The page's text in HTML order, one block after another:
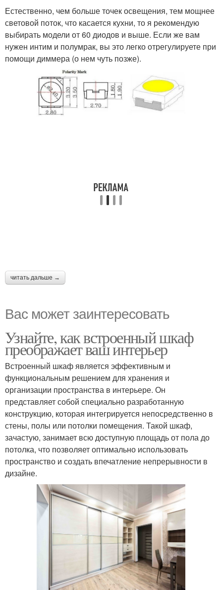
Естественно, чем больше точек освещения, тем мощнее
световой поток, что касается кухни, то я рекомендую
выбирать модели от 60 диодов и выше. Если же вам
нужен интим и полумрак, вы это легко отрегулируете при
помощи диммера (о нем чуть позже).
читать дальше →
Вас может заинтересовать
Узнайте, как встроенный шкаф
преображает ваш интерьер
Встроенный шкаф является эффективным и
функциональным решением для хранения и
организации пространства в интерьере. Он
представляет собой специально разработанную
конструкцию, которая интегрируется непосредственно в
стены, полы или потолки помещения. Такой шкаф,
зачастую, занимает всю доступную площадь от пола до
потолка, что позволяет оптимально использовать
пространство и создать впечатление непрерывности в
дизайне.